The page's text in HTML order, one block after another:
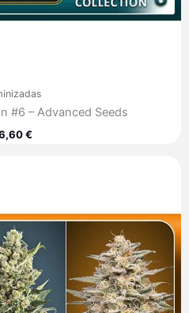
#6 – Advanced Seeds
€